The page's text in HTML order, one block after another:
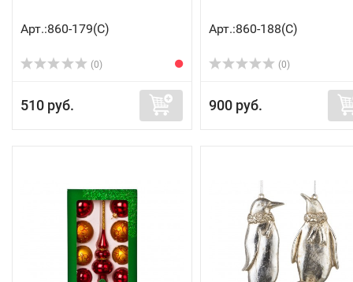
Арт.:860-179(C)
(0)
510 руб.
Арт.:860-188(C)
(0)
900 руб.